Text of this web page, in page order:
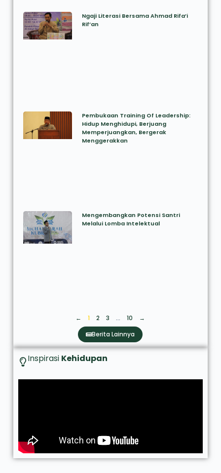
Ngaji Literasi Bersama Ahmad Rifa’i
Rif’an
Pembukaan Training Of Leadership:
Hidup Menghidupi, Berjuang
Memperjuangkan, Bergerak
Menggerakkan
Mengembangkan Potensi Santri
Melalui Lomba Intelektual
← 1 2 3 … 10
→
Berita Lainnya
Inspirasi Kehidupan